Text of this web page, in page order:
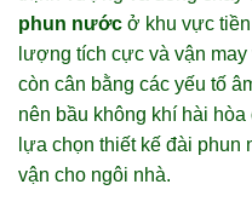
phun nước ở khu vực
lượng tích cực và vận
còn cân bằng các yếu tố
nên bầu không khí hài
lựa chọn thiết kế đài
vận cho ngôi nhà.